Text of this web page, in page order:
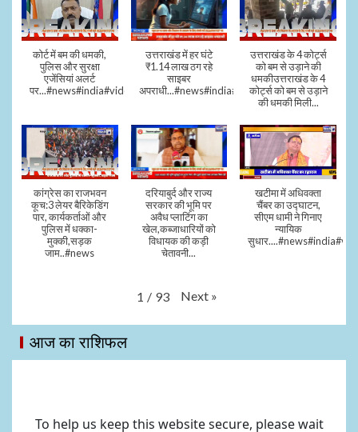
कोर्ट में बम की धमकी,
पुलिस और सुरक्षा
एजेंसियां अलर्ट
पर...#news#india#video#viral
उत्तराखंड में हर घंटे
₹1.14 लाख ठग रहे
साइबर
अपराधी...#news#india#video#viral
उत्तराखंड के 4 कोर्ट्स
को बम से उड़ाने की
धमकीउत्तराखंड के 4
कोर्ट्स को बम से उड़ाने
की धमकी मिली...
कांग्रेस का राजभवन
कूच:3 लेयर बैरिकेडिंग
पार, कार्यकर्ताओं और
पुलिस में धक्का-
मुक्की,सड़क
जाम..#news
दरियाबुर्द और राज्य
सरकार की भूमि पर
अवैध प्लाटिंग का
खेल,कब्जाधारियों को
विधायक की कड़ी
चेतावनी...
खटीमा में अधिवक्ता
चैंबर का उद्घाटन,
सीएम धामी ने गिनाए
न्यायिक
1 / 93 Next »
आज का राशिफल